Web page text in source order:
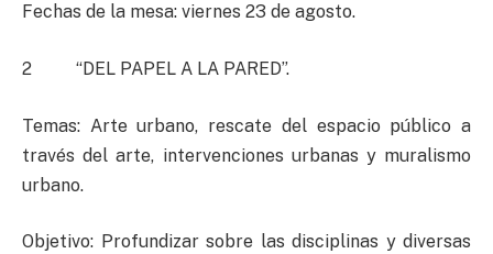
Fechas de la mesa: viernes 23 de agosto.
2 “DEL PAPEL A LA PARED”.
Temas: Arte urbano, rescate del espacio público a
través del arte, intervenciones urbanas y muralismo
urbano.
Objetivo: Profundizar sobre las disciplinas y diversas